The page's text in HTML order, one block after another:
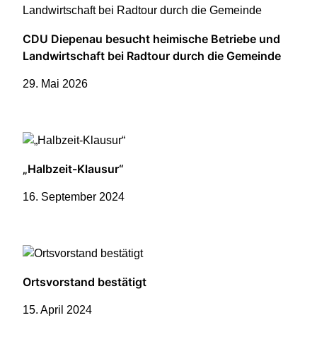
CDU Diepenau besucht heimische Betriebe und
Landwirtschaft bei Radtour durch die Gemeinde
29. Mai 2026
„Halbzeit-Klausur“
16. September 2024
Ortsvorstand bestätigt
15. April 2024